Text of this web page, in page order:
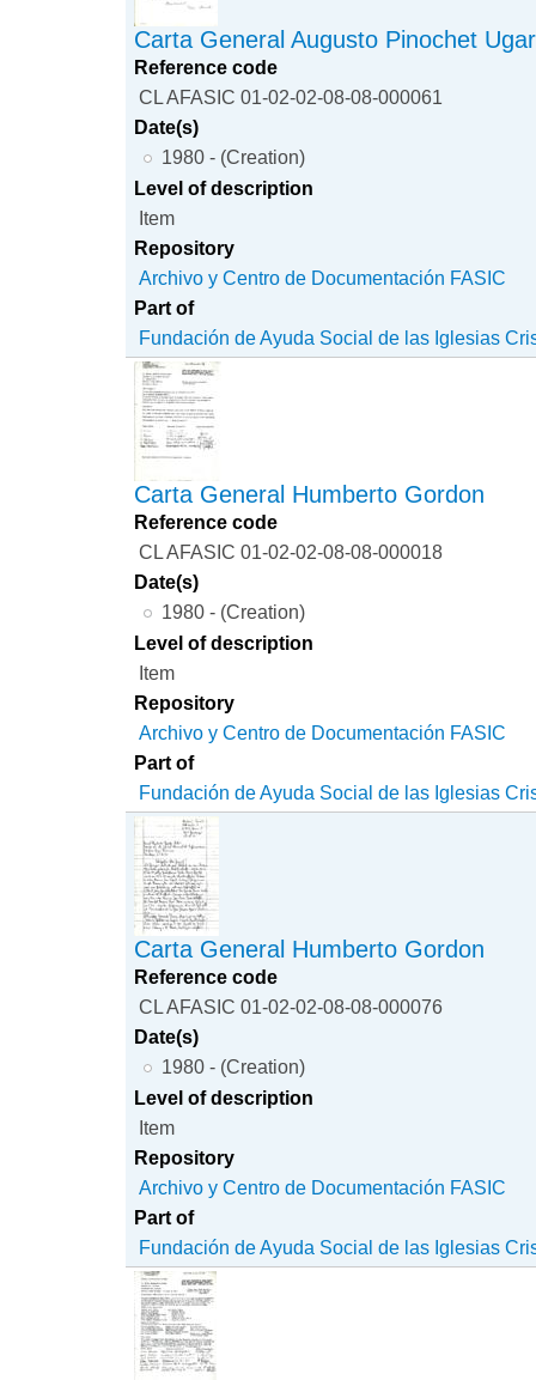
Carta General Augusto Pinochet
Reference code
CL AFASIC 01-02-02-08-08-000061
Date(s)
1980 - (Creation)
Level of description
Item
Repository
Archivo y Centro de Documentación FASIC
Part of
Fundación de Ayuda Social de las Iglesias
Carta General Humberto Gordon
Reference code
CL AFASIC 01-02-02-08-08-000018
Date(s)
1980 - (Creation)
Level of description
Item
Repository
Archivo y Centro de Documentación FASIC
Part of
Fundación de Ayuda Social de las Iglesias
Carta General Humberto Gordon
Reference code
CL AFASIC 01-02-02-08-08-000076
Date(s)
1980 - (Creation)
Level of description
Item
Repository
Archivo y Centro de Documentación FASIC
Part of
Fundación de Ayuda Social de las Iglesias